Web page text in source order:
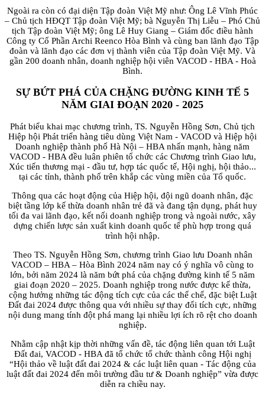
Ngoài ra còn có đại diện Tập đoàn Việt Mỹ như: Ông Lê Vĩnh Phúc
– Chủ tịch HĐQT Tập đoàn Việt Mỹ; bà Nguyễn Thị Liễu – Phó Chủ
tịch Tập đoàn Việt Mỹ; ông Lê Huy Giang – Giám đốc điều hành
Công ty Cổ Phần Archi Reenco Hòa Bình và cùng ban lãnh đạo Tập
đoàn và lãnh đạo các đơn vị thành viên của Tập đoàn Việt Mỹ. Và
gần 200 doanh nhân, doanh nghiệp hội viên VACOD - HBA - Hoà
Bình.
SỰ BỨT PHÁ CỦA CHẶNG ĐƯỜNG KINH TẾ 5
NĂM GIAI ĐOẠN 2020 - 2025
Phát biểu khai mạc chương trình, TS. Nguyễn Hồng Sơn, Chủ tịch
Hiệp hội Phát triển hàng tiêu dùng Việt Nam - VACOD và Hiệp hội
Doanh nghiệp thành phố Hà Nội – HBA nhấn mạnh, hàng năm
VACOD - HBA đều luân phiên tổ chức các Chương trình Giao lưu,
Xúc tiến thương mại - đầu tư, hợp tác quốc tế, Hội nghị, hội thảo...
tại các tỉnh, thành phố trên khắp các vùng miền của Tổ quốc.
Thông qua các hoạt động của Hiệp hội, đội ngũ doanh nhân, đặc
biệt tầng lớp kế thừa doanh nhân trẻ đã và đang tận dụng, phát huy
tối đa vai lãnh đạo, kết nối doanh nghiệp trong và ngoài nước, xây
dựng chiến lược sản xuất kinh doanh quốc tế phù hợp trong quá
trình hội nhập.
Theo TS. Nguyễn Hồng Sơn, chương trình Giao lưu Doanh nhân
VACOD – HBA – Hòa Bình 2024 năm nay có ý nghĩa vô cùng to
lớn, bởi năm 2024 là năm bứt phá của chặng đường kinh tế 5 năm
giai đoạn 2020 – 2025. Doanh nghiệp trong nước được kế thừa,
cộng hưởng những tác động tích cực của các thế chế, đặc biệt Luật
Đất đai 2024 được thông qua với nhiều sự thay đổi tích cực, những
nội dung mang tính đột phá mang lại nhiều lợi ích rõ rệt cho doanh
nghiệp.
Nhằm cập nhật kịp thời những vấn đề, tác động liên quan tới Luật
Đất đai, VACOD - HBA đã tổ chức tổ chức thành công Hội nghị
“Hội thảo về luật đất đai 2024 & các luật liên quan - Tác động của
luật đất đai 2024 đến môi trường đầu tư & Doanh nghiệp” vừa được
diễn ra chiều nay.